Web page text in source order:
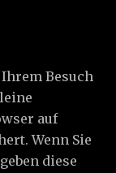
Besuch
auf
Wenn Sie
diese